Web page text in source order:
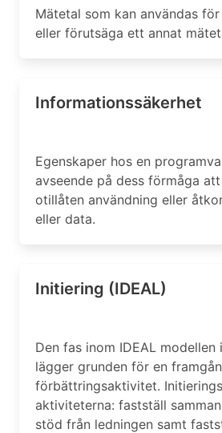
Mätetal som kan användas
eller förutsäga ett annat
Informationssäkerhet
Egenskaper hos en
avseende på dess förmåga
otillåten användning eller
eller data.
Initiering (IDEAL)
Den fas inom IDEAL modellen
lägger grunden för en
förbättringsaktivitet.
aktiviteterna: fastställ
stöd från ledningen samt